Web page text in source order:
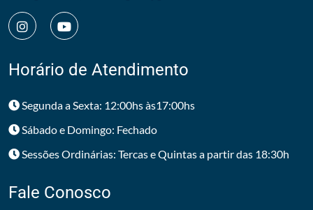
Horário de Atendimento
Segunda a Sexta: 12:00hs às17:00hs
Sábado e Domingo: Fechado
Sessões Ordinárias: Tercas e Quintas a partir das 18:30h
Fale Conosco